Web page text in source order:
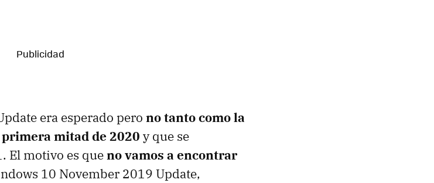
era esperado pero no tanto como la
mitad de 2020 y que se
El motivo es queno vamos a encontrar
10 November 2019 Update,